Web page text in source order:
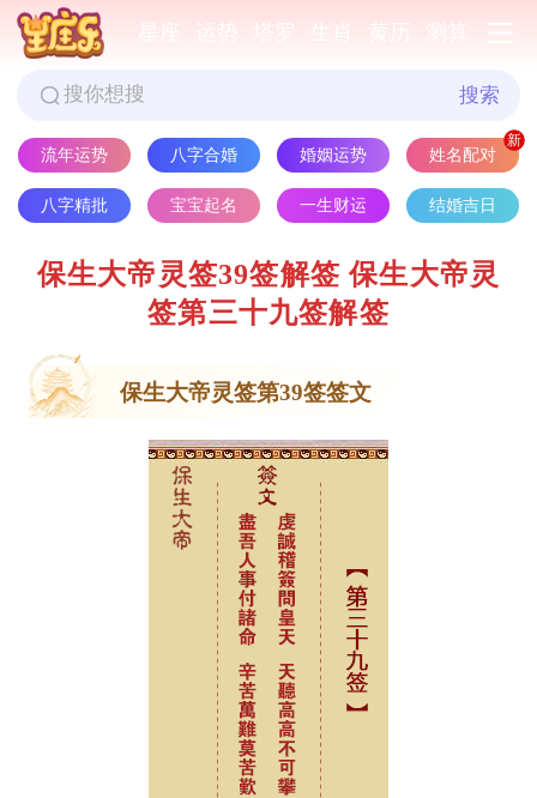
搜索
流年运势 八字合婚 婚姻运势 姓名配对
八字精批 宝宝起名 一生财运 结婚吉日
保生大帝灵签39签解签 保生大帝灵
签第三十九签解签
保生大帝灵签第39签签文